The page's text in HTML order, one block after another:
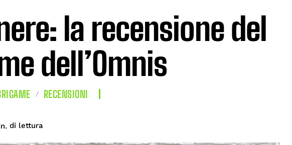
la recensione del
dell’Omnis
RECENSIONI
di lettura